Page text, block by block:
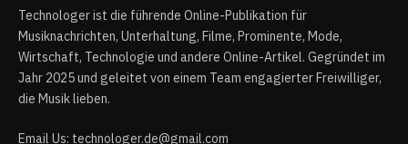
Technologer ist die führende Online-Publikation für
Musiknachrichten, Unterhaltung, Filme, Prominente, Mode,
Wirtschaft, Technologie und andere Online-Artikel. Gegründet im
Jahr 2025 und geleitet von einem Team engagierter Freiwilliger,
die Musik lieben.
Email Us: technologer.de@gmail.com